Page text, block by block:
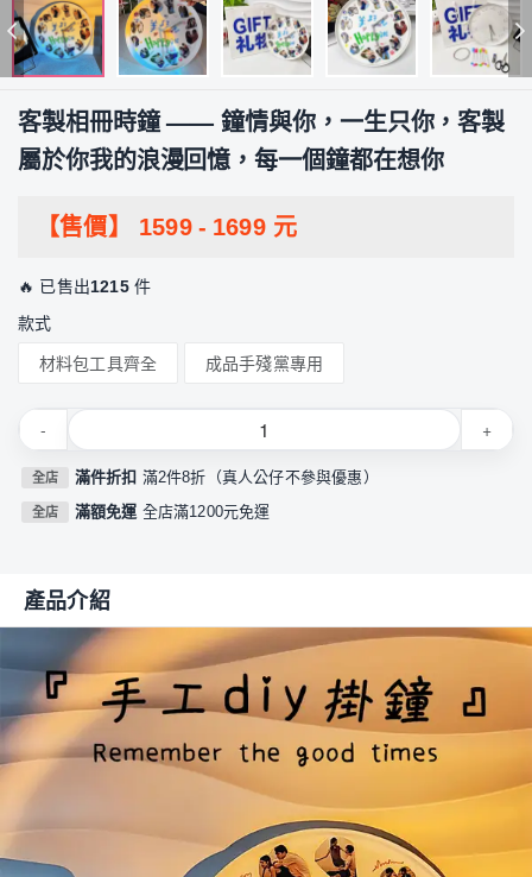
客製相冊時鐘 —— 鐘情與你，一生只你，客製
屬於你我的浪漫回憶，每一個鐘都在想你
【售價】 1599 - 1699元
🔥 已售出1215件
款式
材料包工具齊全 成品手殘黨專用
- +
全店 滿件折扣 滿2件8折（真人公仔不參與優惠）
全店 滿額免運 全店滿1200元免運
產品介紹